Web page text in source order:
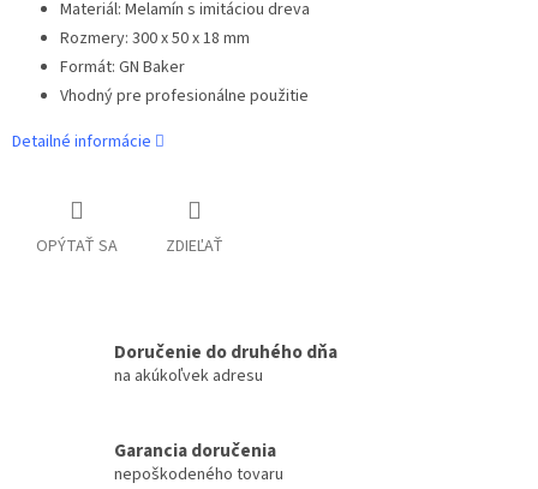
Materiál: Melamín s imitáciou dreva
Rozmery: 300 x 50 x 18 mm
Formát: GN Baker
Vhodný pre profesionálne použitie
Detailné informácie
OPÝTAŤ SA ZDIEĽAŤ
Doručenie do druhého dňa
na akúkoľvek adresu
Garancia doručenia
nepoškodeného tovaru